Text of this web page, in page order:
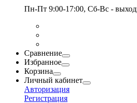
Пн-Пт 9:00-17:00, Сб-Вс -
Сравнение
Избранное
Корзина
Личный кабинет
Авторизация
Регистрация